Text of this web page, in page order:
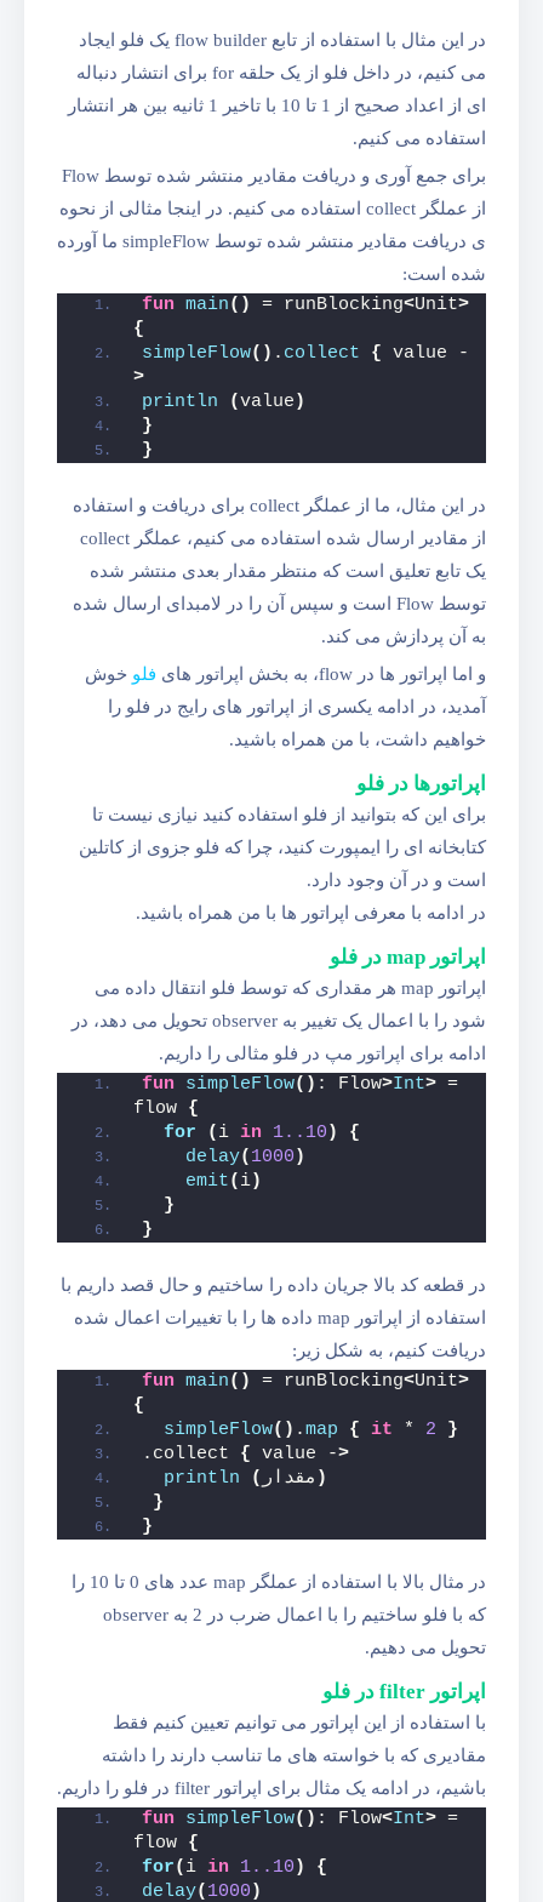
در این مثال با استفاده از تابع flow builder یک فلو ایجاد
می کنیم، در داخل فلو از یک حلقه for برای انتشار دنباله
ای از اعداد صحیح از 1 تا 10 با تاخیر 1 ثانیه بین هر انتشار
استفاده می کنیم.
برای جمع آوری و دریافت مقادیر منتشر شده توسط Flow
از عملگر collect استفاده می کنیم. در اینجا مثالی از نحوه
ی دریافت مقادیر منتشر شده توسط simpleFlow ما آورده
شده است:
fun main() = runBlocking<Unit>
{
simpleFlow() . collect { value -
>
println
(value )
}
}
در این مثال، ما از عملگر collect برای دریافت و استفاده
از مقادیر ارسال شده استفاده می کنیم، عملگر collect
یک تابع تعلیق است که منتظر مقدار بعدی منتشر شده
توسط Flow است و سپس آن را در لامبدای ارسال شده
به آن پردازش می‌ کند.
و اما اپراتور ها در flow، به بخش اپراتور های
فلو خوش
آمدید، در ادامه یکسری از اپراتور های رایج در فلو را
خواهیم داشت، با من همراه باشید.
اپراتورها در فلو
برای این که بتوانید از فلو استفاده کنید نیازی نیست تا
کتابخانه ای را ایمپورت کنید، چرا که فلو جزوی از کاتلین
است و در آن وجود دارد.
در ادامه با معرفی اپراتور ها با من همراه باشید.
اپراتور map در فلو
اپراتور map هر مقداری که توسط فلو انتقال داده می
شود را با اعمال یک تغییر به observer تحویل می دهد، در
ادامه برای اپراتور مپ در فلو مثالی را داریم.
fun simpleFlow() : Flow>Int> =
flow {
for
( i in 1. .10 )
{
delay( 1000 )
emit( i)
}
}
در قطعه کد بالا جریان داده را ساختیم و حال قصد داریم با
استفاده از اپراتور map داده ها را با تغییرات اعمال شده
دریافت کنیم، به شکل زیر:
fun main() = runBlocking<Unit>
{
simpleFlow() .map { it * 2
}
.collect { value ->
println
( مقدار )
}
}
در مثال بالا با استفاده از عملگر map عدد های 0 تا 10 را
که با فلو ساختیم را با اعمال ضرب در 2 به observer
تحویل می دهیم.
اپراتور filter در فلو
با استفاده از این اپراتور می توانیم تعیین کنیم فقط
مقادیری که با خواسته های ما تناسب دارند را داشته
باشیم، در ادامه یک مثال برای اپراتور filter در فلو را داریم.
fun simpleFlow() : Flow<Int> =
flow {
for( i in 1. .10 )
{
delay( 1000 )